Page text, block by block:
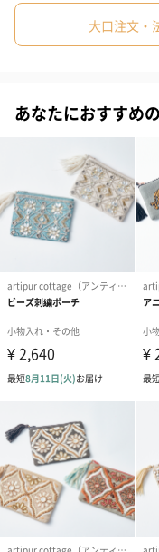
アフリカンアートの輸
企画輸入店です。インド
温かみを感じられるも
ファッションやハン
バッグの中の小物整理に
ンがギフトとしてもおす
ご好評いただいておりま
商品詳細情報
本体・パッケ
ージサイズ
横
本体重量 33g
#40代 #50代
大口注文・
あなたにおすすめ